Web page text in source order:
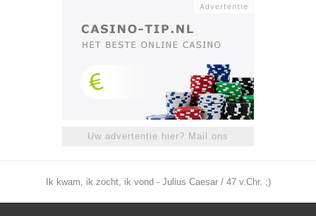
Uw advertentie hier? Mail ons
Ik kwam, ik zocht, ik vond - Julius Caesar / 47 v.Chr. ;)